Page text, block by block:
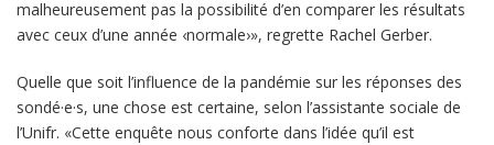
malheureusement pas la possibilité d’en comparer les résultats
avec ceux d’une année ‹normale›», regrette Rachel Gerber.
Quelle que soit l’influence de la pandémie sur les réponses des
sondé·e·s, une chose est certaine, selon l’assistante sociale de
l’Unifr. «Cette enquête nous conforte dans l’idée qu’il est